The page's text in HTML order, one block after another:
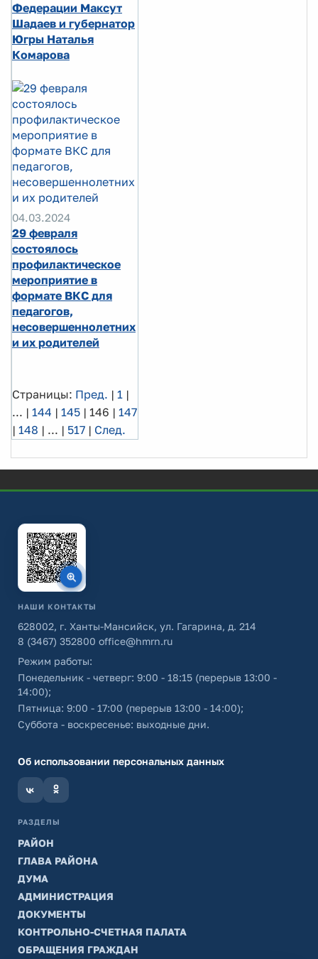
Федерации Максут
Шадаев и губернатор
Югры Наталья
Комарова
04.03.2024
29 февраля
состоялось
профилактическое
мероприятие в
формате ВКС для
педагогов,
несовершеннолетних
и их родителей
Страницы: Пред. | 1 |
... | 144 | 145 | 146 | 147
| 148 | ... | 517 | След.
НАШИ КОНТАКТЫ
628002, г. Ханты-Мансийск, ул. Гагарина, д. 214
8 (3467) 352800 office@hmrn.ru
Режим работы:
Понедельник - четверг: 9:00 - 18:15 (перерыв 13:00 -
14:00);
Пятница: 9:00 - 17:00 (перерыв 13:00 - 14:00);
Суббота - воскресенье: выходные дни.
Об использовании персональных данных
РАЗДЕЛЫ
РАЙОН
ГЛАВА РАЙОНА
ДУМА
АДМИНИСТРАЦИЯ
ДОКУМЕНТЫ
КОНТРОЛЬНО-СЧЕТНАЯ ПАЛАТА
ОБРАЩЕНИЯ ГРАЖДАН